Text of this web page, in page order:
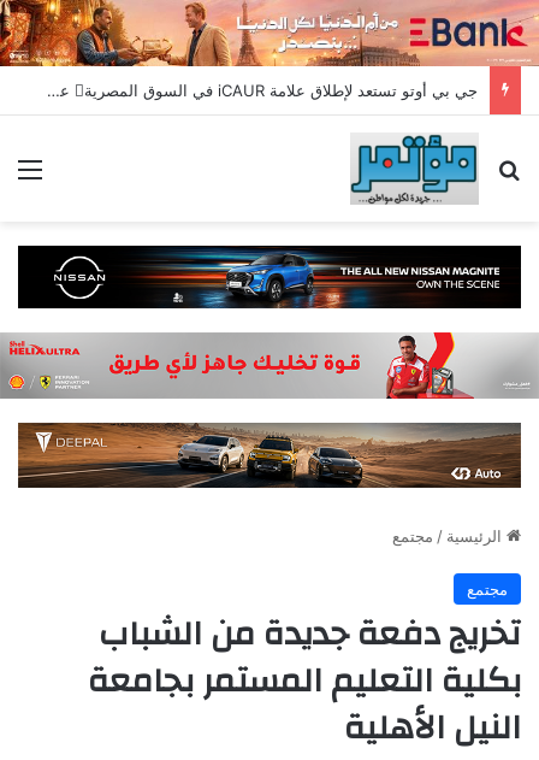
جي بي أوتو تستعد لإطلاق علامة iCAUR في السوق المصرية علامة عالمية جديدة لسيارات الطاقة الجديدة تجمع بين التكنولوجيا الذكية والتصميم الجريء وروح المغامر
بحث عن
الرئيسية / مجتمع
مجتمع
تخريج دفعة جديدة من الشباب
بكلية التعليم المستمر بجامعة
النيل الأهلية